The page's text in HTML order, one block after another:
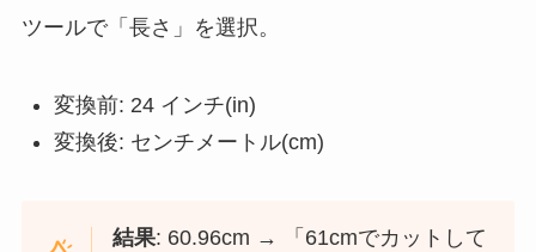
ツールで「長さ」を選択。
変換前: 24 インチ(in)
変換後: センチメートル(cm)
結果: 60.96cm → 「61cmでカットして